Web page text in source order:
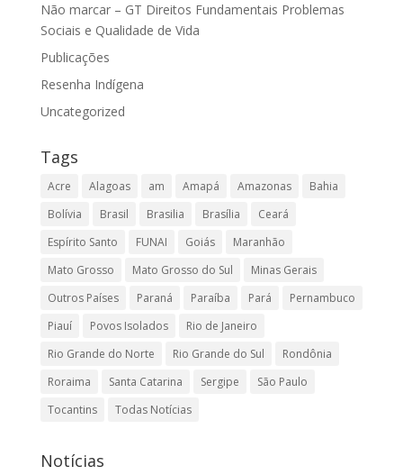
Não marcar – GT Direitos Fundamentais Problemas
Sociais e Qualidade de Vida
Publicações
Resenha Indígena
Uncategorized
Tags
Acre Alagoas am Amapá Amazonas
Bahia
Bolívia
Brasil Brasilia Brasília
Ceará
Espírito Santo
FUNAI Goiás
Maranhão
Mato Grosso
Mato Grosso do Sul
Minas Gerais
Outros Países
Paraná Paraíba Pará
Pernambuco
Piauí
Povos Isolados
Rio de Janeiro
Rio Grande do Norte
Rio Grande do Sul
Rondônia
Roraima
Santa Catarina Sergipe
São Paulo
Tocantins
Todas Notícias
Notícias